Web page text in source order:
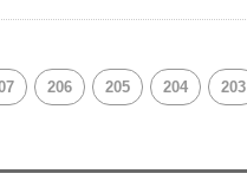
203
204
205
206